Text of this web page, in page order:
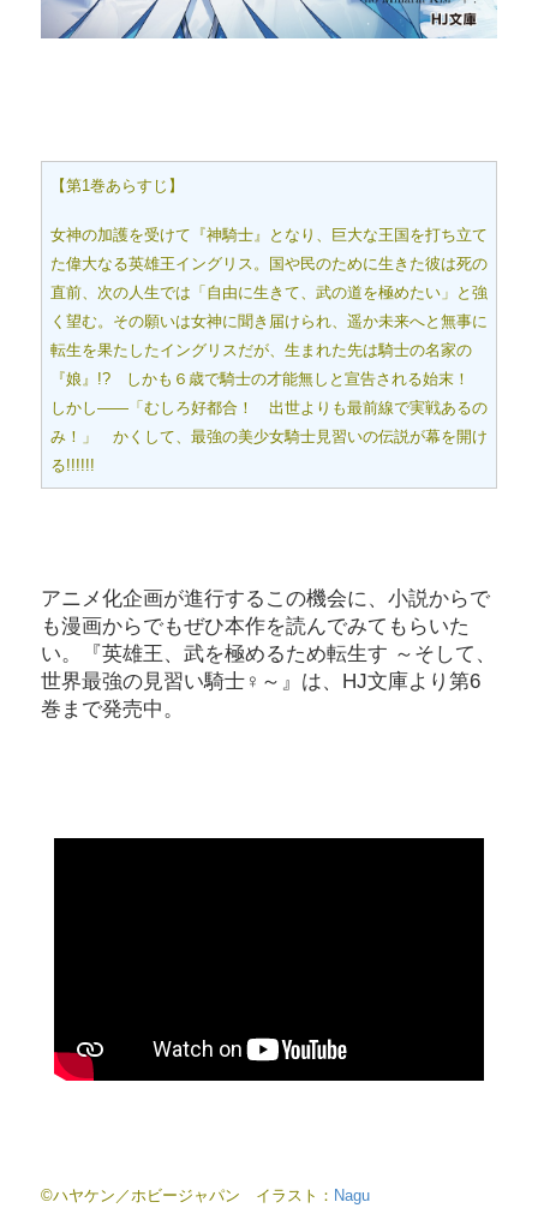
【第1巻あらすじ】
女神の加護を受けて『神騎士』となり、巨大な王国を打ち立て
た偉大なる英雄王イングリス。国や民のために生きた彼は死の
直前、次の人生では「自由に生きて、武の道を極めたい」と強
く望む。その願いは女神に聞き届けられ、遥か未来へと無事に
転生を果たしたイングリスだが、生まれた先は騎士の名家の
『娘』!? しかも６歳で騎士の才能無しと宣告される始末！
しかし――「むしろ好都合！ 出世よりも最前線で実戦あるの
み！」 かくして、最強の美少女騎士見習いの伝説が幕を開け
る!!!!!!
アニメ化企画が進行するこの機会に、小説からで
も漫画からでもぜひ本作を読んでみてもらいた
い。『英雄王、武を極めるため転生す ～そして、
世界最強の見習い騎士♀～』は、HJ文庫より第6
巻まで発売中。
©ハヤケン／ホビージャパン イラスト： Nagu